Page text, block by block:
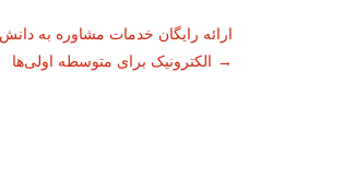
ناوبری
نوشته
ارائه رایگان خدمات مشاوره‌ به
الکترونیک برای متوسطه اولی‌ها →